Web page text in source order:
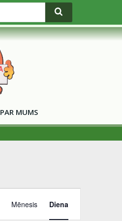
PAR MUMS
E
Mēnesis Diena